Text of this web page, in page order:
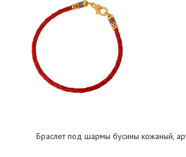
Браслет под шармы бусины кожаный,